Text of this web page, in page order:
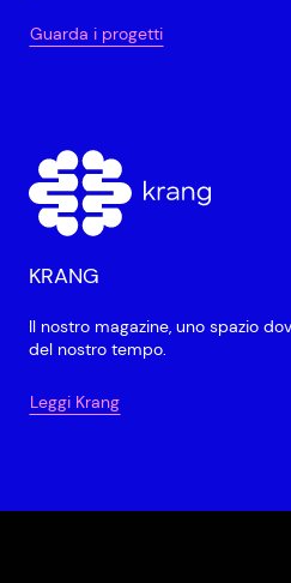
Guarda i progetti
KRANG
Il nostro magazine, uno spazio
del nostro tempo.
Leggi Krang